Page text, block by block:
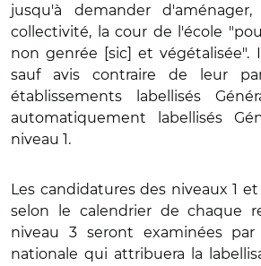
jusqu'à demander
collectivité, la cour de l'école
non genrée [sic] et végétalisée".
sauf avis contraire de leur
établissements labellisés
automatiquement labellisés
niveau 1.
Les candidatures des niveaux 1
selon le calendrier de chaque
niveau 3 seront examinées
nationale qui attribuera la